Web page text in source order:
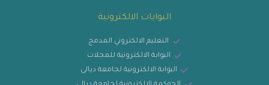
البوابات الالكترونية
التعليم الالكتروني المدمج
البوابة الالكترونية للمجلات
البوابة الالكترونية لجامعة ديالى